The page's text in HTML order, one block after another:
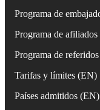
Programa de
Programa de afiliados
Programa de referidos
Tarifas y límites (EN)
Países admitidos (EN)